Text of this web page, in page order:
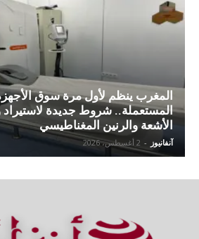
المغرب ينظم لأول مرة سوق
المستعملة.. شروط جديدة
الأشعة والرنين المغناطيسي
آنفانيوز - 2 أغسطس، 2026